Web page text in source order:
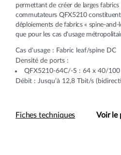
permettant de créer de larges fabrics
commutateurs QFX5210
déploiements de fabrics « spine-
que pour les cas d'usage
Cas d'usage : Fabric leaf/spine DC
Densité de ports :
QFX5210-64C/-S : 64 x 40/100
Débit : Jusqu’à 12,8 Tbit/s
Fiches techniques Voir le